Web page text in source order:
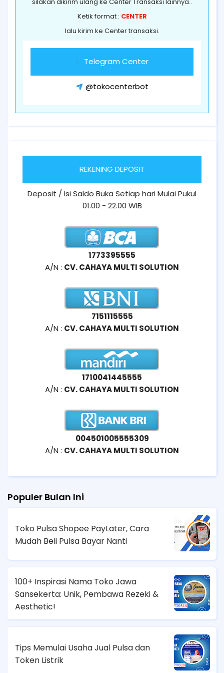
Ketik format : CENTER
lalu kirim ke Center transaksi.
Telegram Center
@tokocenterbot
REKENING DEPOSIT
Deposit / Isi Saldo Buka Setiap hari Mulai Pukul
01.00 - 22.00 WIB
1773395555
A/N : CV. CAHAYA MULTI SOLUTION
7151115555
A/N : CV. CAHAYA MULTI SOLUTION
1710041445555
A/N : CV. CAHAYA MULTI SOLUTION
004501005555309
A/N : CV. CAHAYA MULTI SOLUTION
Populer Bulan Ini
Toko Pulsa Shopee PayLater, Cara
Mudah Beli Pulsa Bayar Nanti
100+ Inspirasi Nama Toko Jawa
Sansekerta: Unik, Pembawa Rezeki &
Aesthetic!
Tips Memulai Usaha Jual Pulsa dan
Token Listrik